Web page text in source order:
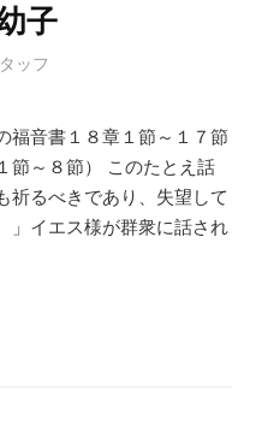
子
ッフ
福音書１８章１節～１７節
節～８節） このたとえ話
祈るべきであり、失望して
」イエス様が群衆に話され